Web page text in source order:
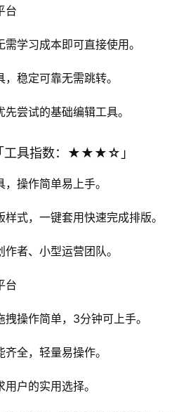
台
学习成本即可直接使用。
稳定可靠无需跳转。
尝试的基础编辑工具。
工具指数：★★★☆」
操作简单易上手。
样式，一键套用快速完成排版。
者、小型运营团队。
台
拽操作简单，3分钟可上手。
全，轻量易操作。
户的实用选择。